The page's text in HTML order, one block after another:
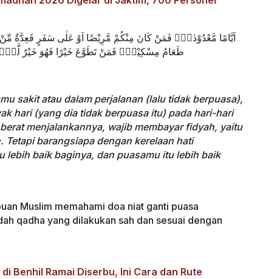
اَيَّامًا مَّعْدُوْدٰتٍۗ فَمَنْ كَانَ مِنْكُمْ مَّرِيْضًا اَوْ عَلٰى سَفَرٍ فَعِدَّةٌ مِّنْ
طَعَامُ مِسْكِيْنٍۗ فَمَنْ تَطَوَّعَ خَيْرًا فَهُوَ خَيْرٌ لَّهٗۗ
sakit atau dalam perjalanan (lalu tidak berpuasa),
hari (yang dia tidak berpuasa itu) pada hari-hari
menjalankannya, wajib membayar fidyah, yaitu
Tetapi barangsiapa dengan kerelaan hati
lebih baik baginya, dan puasamu itu lebih baik
Muslim memahami doa niat ganti puasa
qadha yang dilakukan sah dan sesuai dengan
Benhil Ramai Diserbu, Ini Cara dan Rute